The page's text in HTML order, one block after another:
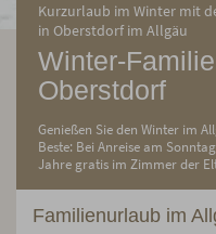
Kurzurlaub im Winter mit
in Oberstdorf im Allgäu
Winter-
Oberstdorf
Genießen Sie den Winter im
Beste: Bei Anreise am
Jahre gratis im Zimmer der
Familienurlaub im